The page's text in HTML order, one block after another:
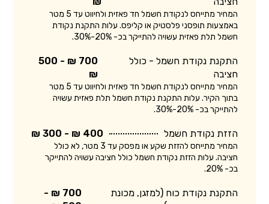
המחיר מתייחס לנקודת חשמל חד פאזית ולחיווט עד 5 מטר
באמצעות תופסני פלסטיק או קליפס. עלות התקנת נקודת
חשמל תלת פאזית עשויה להתייקר בכ- 20%-30%.
התקנת נקודת חשמל - כולל
חציבה
700 ₪ - 500
₪
המחיר מתייחס לנקודת חשמל חד פאזית ולחיווט עד 5 מטר
בתוך הקיר. עלות התקנת נקודת חשמל תלת פאזית עשויה
להתייקר בכ- 20%-30%.
הזזת נקודת חשמל 400 ₪ - 300 ₪
המחיר מתייחס להזזת שקע או מפסק עד 3 מטר, לא כולל
חציבה. עלות הזזת נקודת חשמל כולל חציבה עשויה להתייקר
בכ- 20%.
התקנת נקודת כוח (למזגן, מכונת
700 ₪ -